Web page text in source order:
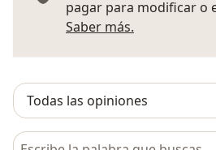
pagar para modificar o
Saber más.
Busca en opiniones